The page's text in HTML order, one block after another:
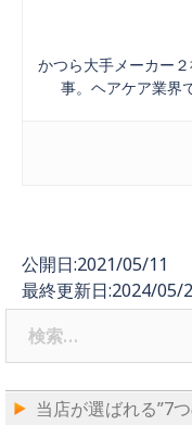
かつら大手メーカー
事。ヘアケア業界
公開日:2021/05/11
最終更新日:2024/05/
当店が選ばれる”7